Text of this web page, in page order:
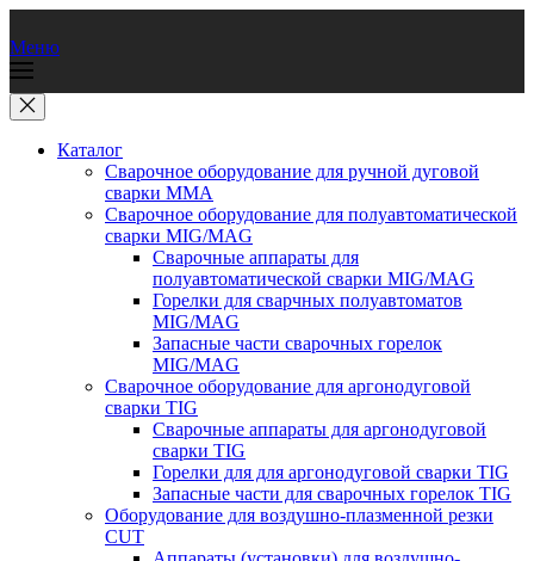
Меню
Каталог
Сварочное оборудование для ручной дуговой
сварки ММА
Сварочное оборудование для полуавтоматической
сварки MIG/MAG
Сварочные аппараты для
полуавтоматической сварки MIG/MAG
Горелки для сварчных полуавтоматов
MIG/MAG
Запасные части сварочных горелок
MIG/MAG
Сварочное оборудование для аргонодуговой
сварки TIG
Сварочные аппараты для аргонодуговой
сварки TIG
Горелки для для аргонодуговой сварки TIG
Запасные части для сварочных горелок TIG
Оборудование для воздушно-плазменной резки
CUT